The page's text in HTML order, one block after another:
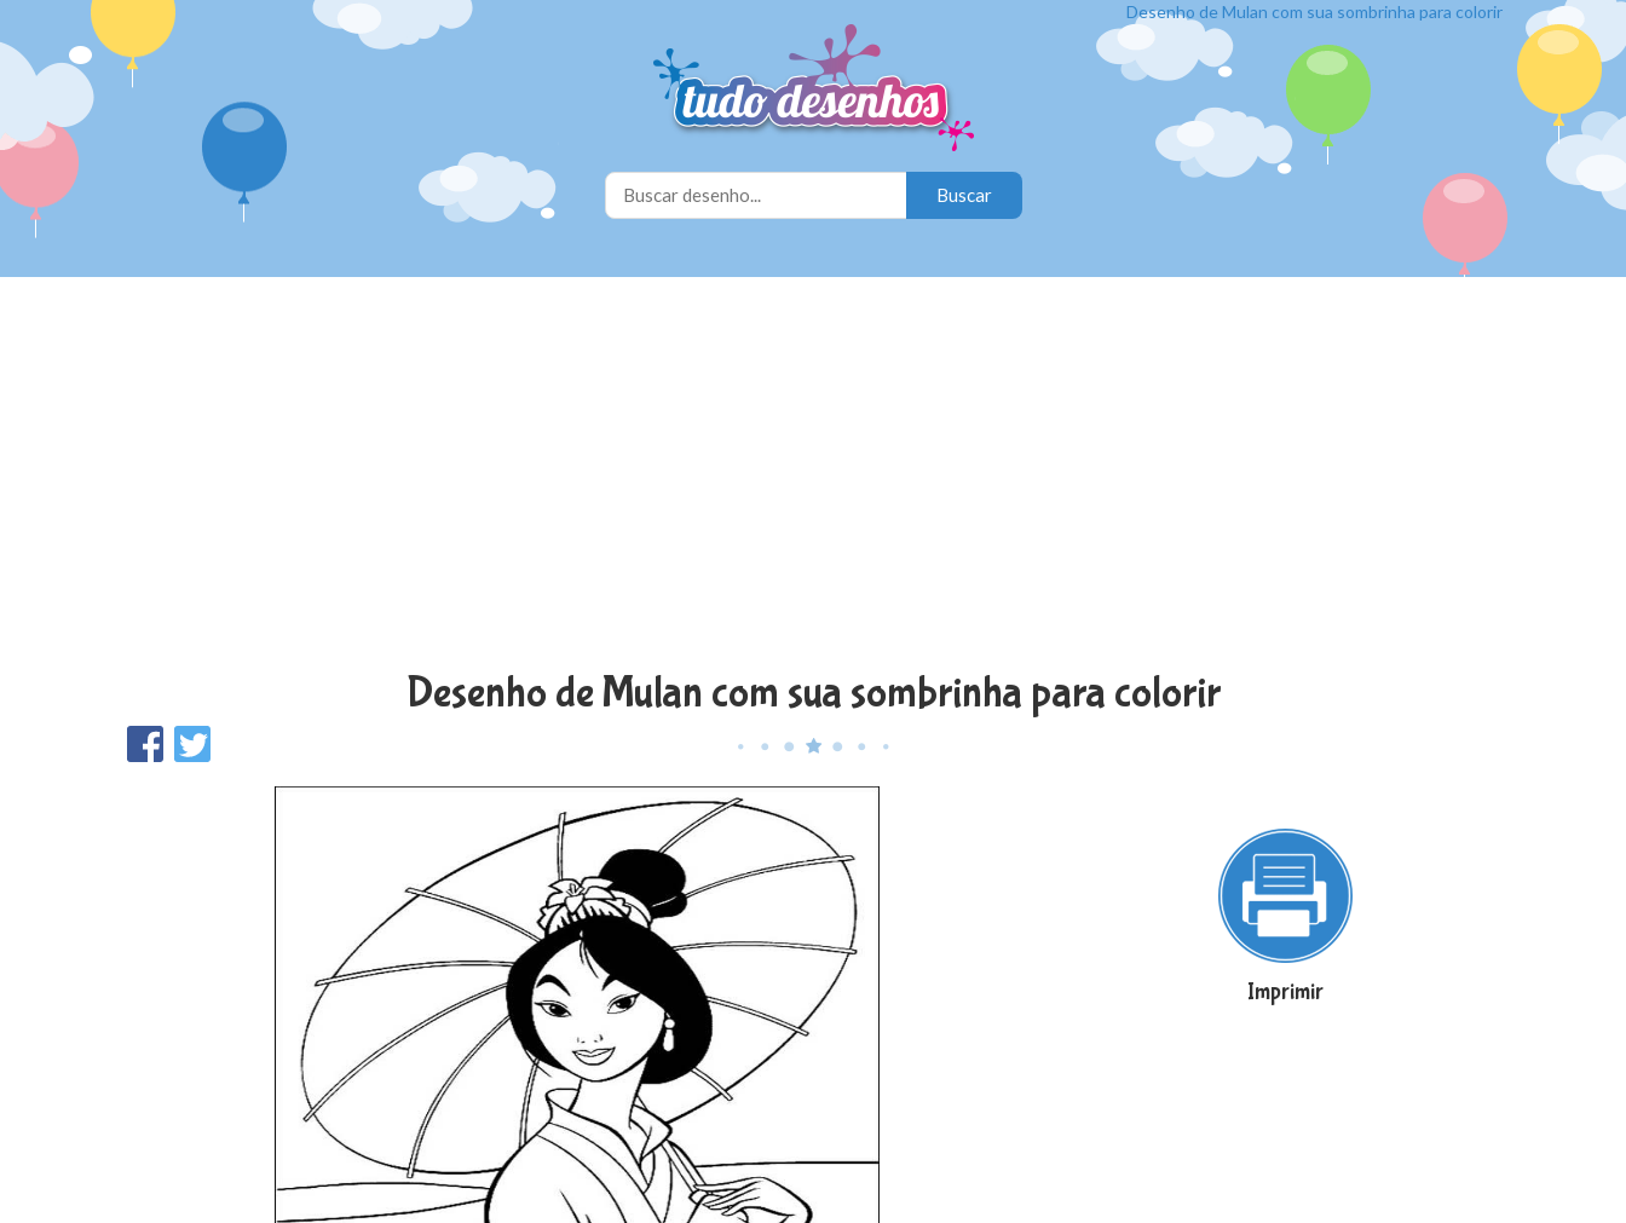
Desenho de Mulan com sua sombrinha para colorir
Desenho de Mulan com sua sombrinha para colorir
Imprimir